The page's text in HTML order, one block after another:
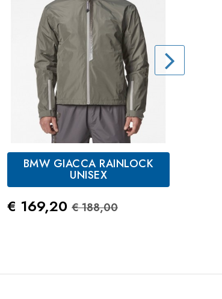
Giallo Khaki
BMW GIACCA RAINLOCK
UNISEX
Prezzo
€ 169,20 Prezzo Standard
€ 188,00